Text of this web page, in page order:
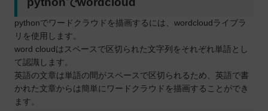
pythonでワードクラウドを描画するには、wordcloudライブラ
リを使用します。
word cloudはスペースで区切られた文字列をそれぞれ単語とし
て認識します。
英語の文章は単語の間がスペースで区切られるため、英語で書
かれた文章からは簡単にワードクラウドを描画することができ
ます。